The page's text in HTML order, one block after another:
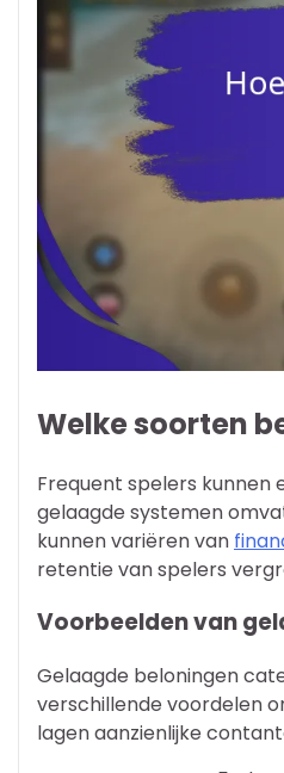
Welke soorten
Frequent spelers kunnen
gelaagde systemen
kunnen variëren van
retentie van spelers
Voorbeelden van
Gelaagde beloningen
verschillende voordelen
lagen aanzienlijke